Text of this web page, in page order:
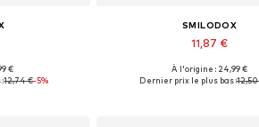
S, M, L, XL
€
:12,74 €-5%
SMILODOX
11,87 €
Tailles disponibles: One
À l'origine : 24,99 €
Dernier prix le plus bas :